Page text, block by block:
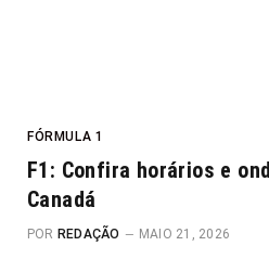
FÓRMULA 1
F1: Confira horários e
Canadá
POR REDAÇÃO MAIO 21, 2026